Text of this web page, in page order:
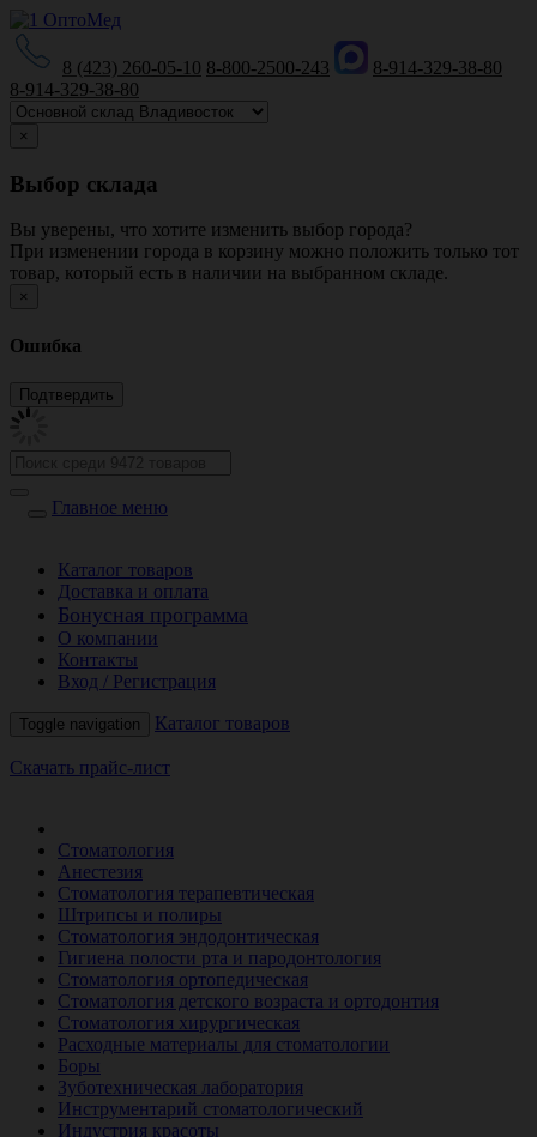
8 (423) 260-05-10 8-800-2500-243
8-914-329-38-80
8-914-329-38-80
×
Выбор склада
Вы уверены, что хотите изменить выбор города?
При изменении города в корзину можно положить только тот
товар, который есть в наличии на выбранном складе.
×
Ошибка
Главное меню
Каталог товаров
Доставка и оплата
Бонусная программа
О компании
Контакты
Вход / Регистрация
Toggle navigation Каталог товаров
Скачать прайс-лист
Стоматология
Анестезия
Стоматология терапевтическая
Штрипсы и полиры
Стоматология эндодонтическая
Гигиена полости рта и пародонтология
Стоматология ортопедическая
Стоматология детского возраста и ортодонтия
Стоматология хирургическая
Расходные материалы для стоматологии
Боры
Зуботехническая лаборатория
Инструментарий стоматологический
Индустрия красоты